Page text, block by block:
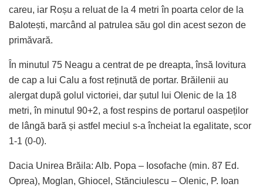
careu, iar Roșu a reluat de la 4 metri în poarta celor de la
Balotești, marcând al patrulea său gol din acest sezon de
primăvară.
În minutul 75 Neagu a centrat de pe dreapta, însă lovitura
de cap a lui Calu a fost reținută de portar. Brăilenii au
alergat după golul victoriei, dar șutul lui Olenic de la 18
metri, în minutul 90+2, a fost respins de portarul oaspeților
de lângă bară și astfel meciul s-a încheiat la egalitate, scor
1-1 (0-0).
Dacia Unirea Brăila: Alb. Popa – Iosofache (min. 87 Ed.
Oprea), Moglan, Ghiocel, Stănciulescu – Olenic, P. Ioan